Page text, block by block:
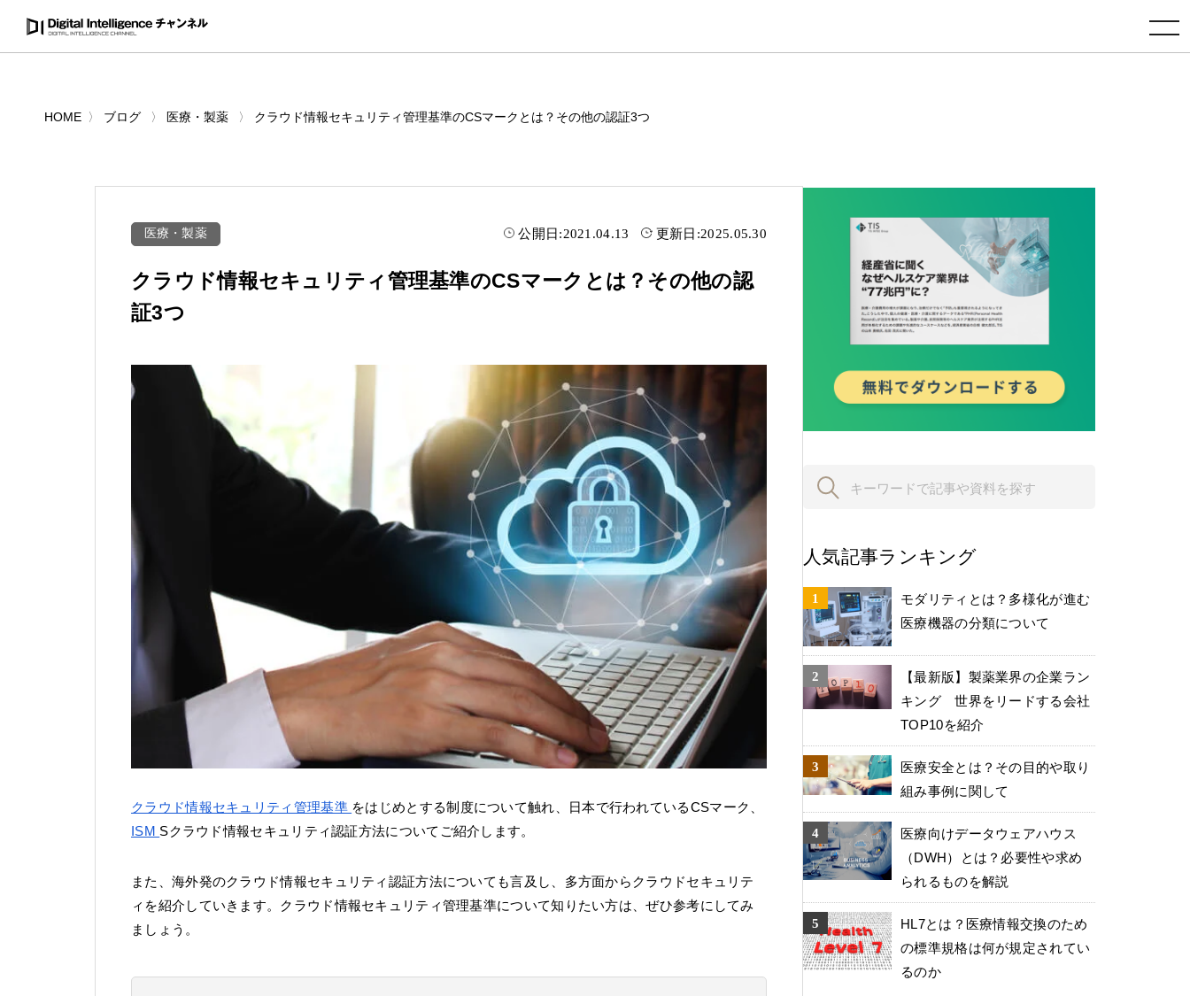
toggle navigation
HOME ブログ 医療・製薬 クラウド情報セキュリティ管理基準のCSマークとは？その他の認証3つ
医療・製薬 公開日:2021.04.13 更新日:2025.05.30
クラウド情報セキュリティ管理基準のCSマークとは？その他の認
証3つ
クラウド情報セキュリティ管理基準 をはじめとする制度について触れ、日本で行われているCSマーク、
ISM Sクラウド情報セキュリティ認証方法についてご紹介します。
また、海外発のクラウド情報セキュリティ認証方法についても言及し、多方面からクラウドセキュリテ
ィを紹介していきます。クラウド情報セキュリティ管理基準について知りたい方は、ぜひ参考にしてみ
ましょう。
人気記事ランキング
モダリティとは？多様化が進む
医療機器の分類について
【最新版】製薬業界の企業ラン
キング 世界をリードする会社
TOP10を紹介
医療安全とは？その目的や取り
組み事例に関して
医療向けデータウェアハウス
（DWH）とは？必要性や求め
られるものを解説
HL7とは？医療情報交換のため
の標準規格は何が規定されてい
るのか